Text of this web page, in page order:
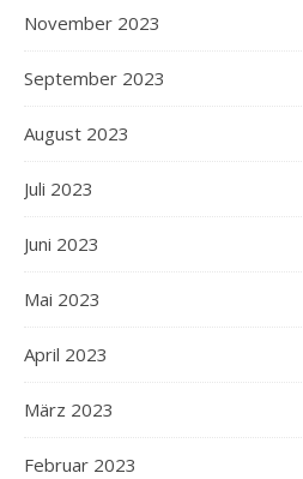
November 2023
September 2023
August 2023
Juli 2023
Juni 2023
Mai 2023
April 2023
März 2023
Februar 2023